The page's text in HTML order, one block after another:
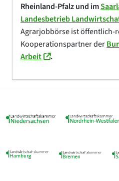
Rheinland-Pfalzund im
Landesbetrieb
Agrarjobbörse ist öffentlich-
Kooperationspartner der
Arbeit
.